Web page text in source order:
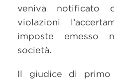
veniva notificato
violazioni
imposte emesso
società.
Il giudice di